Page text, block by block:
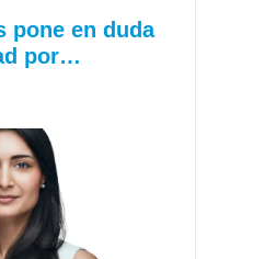
pone en duda
por…